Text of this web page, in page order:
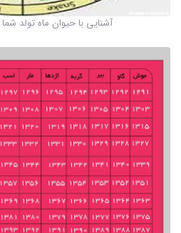
آشنایی با حیوان ماه تولد